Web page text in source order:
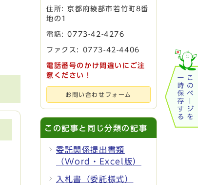
住所: 京都府綾部市若竹町8番
地の1
電話:0773-42-4276
ファクス: 0773-42-4406
電話番号のかけ間違いにご注
意ください！
お問い合わせフォーム
この記事と同じ分類の記事
委託関係提出書類
（Word・Excel版）
入札書（委託様式）